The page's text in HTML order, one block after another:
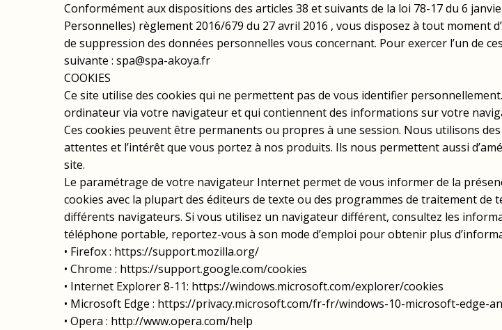
Conformément aux dispositions des articles 38 et suivants de la loi 78-17 du 6
Personnelles) règlement 2016/679 du 27 avril 2016 , vous disposez à tout moment
de suppression des données personnelles vous concernant. Pour exercer l’un de
suivante : spa@spa-akoya.fr
COOKIES
Ce site utilise des cookies qui ne permettent pas de vous identifier
ordinateur via votre navigateur et qui contiennent des informations sur votre
Ces cookies peuvent être permanents ou propres à une session. Nous utilisons
attentes et l’intérêt que vous portez à nos produits. Ils nous permettent aussi
site.
Le paramétrage de votre navigateur Internet permet de vous informer de la
cookies avec la plupart des éditeurs de texte ou des programmes de traitement de
différents navigateurs. Si vous utilisez un navigateur différent, consultez les
téléphone portable, reportez-vous à son mode d’emploi pour obtenir plus
• Firefox : https://support.mozilla.org/
• Chrome : https://support.google.com/cookies
• Internet Explorer 8-11: https://windows.microsoft.com/explorer/cookies
• Microsoft Edge : https://privacy.microsoft.com/fr-fr/windows-10-microsoft-edge-
• Opera : http://www.opera.com/help